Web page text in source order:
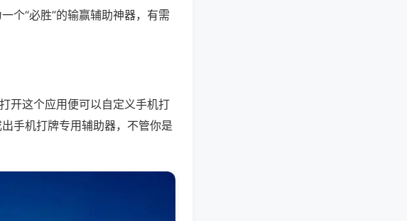
个“必胜”的输赢辅助神器，有需
开这个应用便可以自定义手机打
手机打牌专用辅助器，不管你是